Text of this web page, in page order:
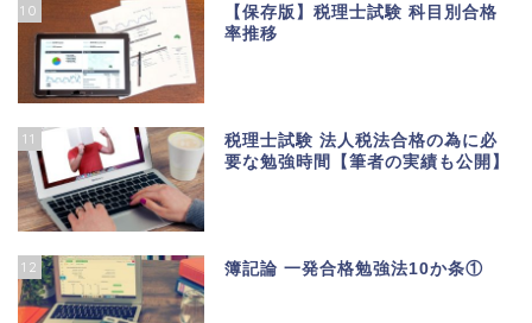
10
【保存版】税理士試験 科目別合格
率推移
11
税理士試験 法人税法合格の為に必
要な勉強時間【筆者の実績も公開】
12 簿記論 一発合格勉強法10か条①